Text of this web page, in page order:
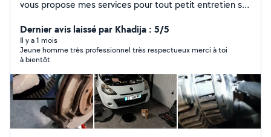
vous propose mes services pour tout petit entretien sur
disque plaquette frein - changement bougie - démarreur
- alternateur changement toute pièces possible , ect... .
Déplacement dans tout la région Lyonnaise ou sur place
Dernier avis laissé par Khadija : 5/5
Il y a 1 mois
Jeune homme très professionnel très respectueux merci à toi
à bientôt